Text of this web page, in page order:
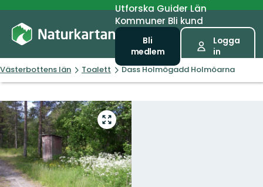
UtforskaGuiderLän
Kommuner Bli kund
Bli
medlem
Logga
in
Västerbottens län Toalett Dass Holmögadd Holmöarna
Gå
till
helskärmsläge